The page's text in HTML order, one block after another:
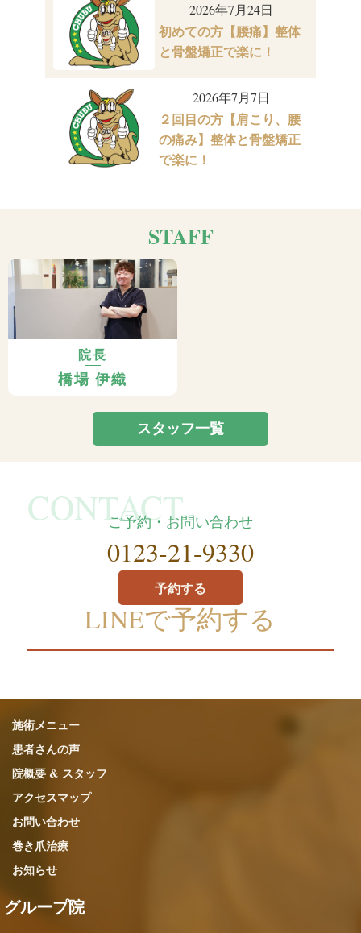
2026年7月24日
初めての方【腰痛】整体
と骨盤矯正で楽に！
2026年7月7日
２回目の方【肩こり、腰
の痛み】整体と骨盤矯正
で楽に！
STAFF
院長
橋場 伊織
スタッフ一覧
ご予約・お問い合わせ
0123-21-9330
予約する
LINEで予約する
施術メニュー
患者さんの声
院概要 & スタッフ
アクセスマップ
お問い合わせ
巻き爪治療
お知らせ
グループ院